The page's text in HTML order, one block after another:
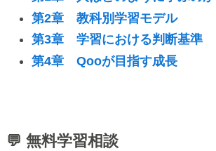
第2章 教科別学習モデル
第3章 学習における判断基準
第4章 Qooが目指す成長
💬 無料学習相談